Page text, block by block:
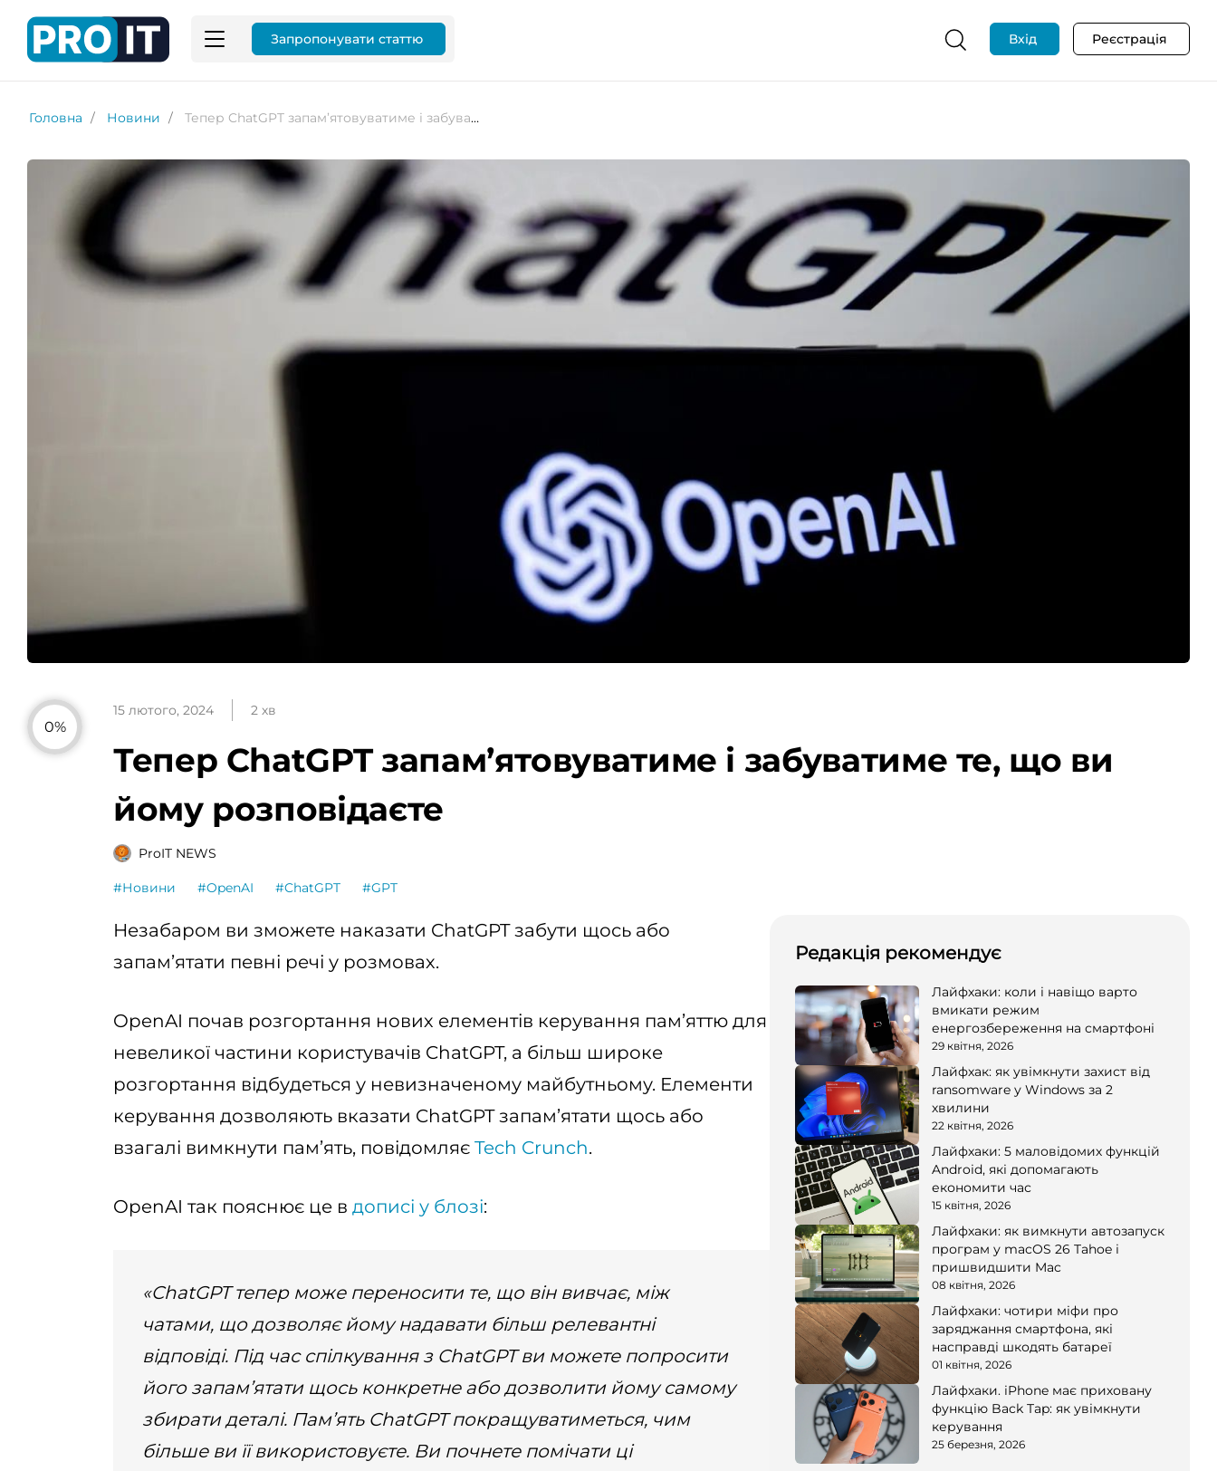
Запропонувати статтю Вхід Реєстрація
Головна Новини Тепер ChatGPT запам’ятовуватиме і забуватиме те, що ви йому розповідаєте
0%
15 лютого, 2024 2 хв
Тепер ChatGPT запам’ятовуватиме і забуватиме те, що ви
йому розповідаєте
ProIT NEWS
#Новини #OpenAI #ChatGPT #GPT
Незабаром ви зможете наказати ChatGPT забути щось або
запам’ятати певні речі у розмовах.
OpenAI почав розгортання нових елементів керування пам’яттю для
невеликої частини користувачів ChatGPT, а більш широке
розгортання відбудеться у невизначеному майбутньому. Елементи
керування дозволяють вказати ChatGPT запам’ятати щось або
взагалі вимкнути пам’ять, повідомляє Tech Crunch.
OpenAI так пояснює це в дописі у блозі:
«ChatGPT тепер може переносити те, що він вивчає, між
чатами, що дозволяє йому надавати більш релевантні
відповіді. Під час спілкування з ChatGPT ви можете попросити
його запам’ятати щось конкретне або дозволити йому самому
збирати деталі. Пам’ять ChatGPT покращуватиметься, чим
більше ви її використовуєте. Ви почнете помічати ці
Редакція рекомендує
Лайфхаки: коли і навіщо варто
вмикати режим
енергозбереження на смартфоні
29 квітня, 2026
Лайфхак: як увімкнути захист від
ransomware у Windows за 2
хвилини
22 квітня, 2026
Лайфхаки: 5 маловідомих функцій
Android, які допомагають
економити час
15 квітня, 2026
Лайфхаки: як вимкнути автозапуск
програм у macOS 26 Tahoe і
пришвидшити Mac
08 квітня, 2026
Лайфхаки: чотири міфи про
заряджання смартфона, які
насправді шкодять батареї
01 квітня, 2026
Лайфхаки. iPhone має приховану
функцію Back Tap: як увімкнути
керування
25 березня, 2026